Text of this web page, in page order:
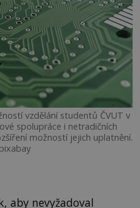
vzdělání studentů ČVUT v
spolupráce i netradičních
možností jejich uplatnění.
aby nevyžadoval